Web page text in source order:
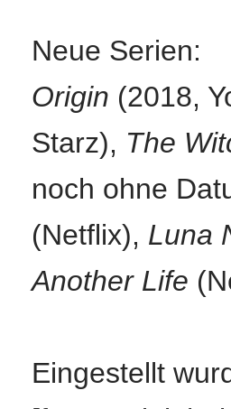
Neue Serien:
Origin (2018,
Starz), The
noch ohne
(Netflix), Luna
Another Life
Eingestellt